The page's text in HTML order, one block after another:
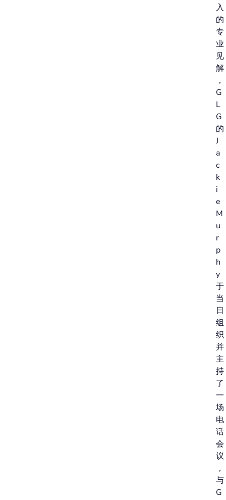
入
的
专
业
见
解
，
G
L
G
的
J
a
c
k
i
e
M
u
r
p
h
y
于
当
日
组
织
并
主
持
了
一
场
电
话
会
议
，
与
G